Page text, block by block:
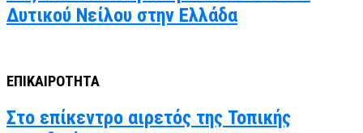
Δυτικού Νείλου στην Ελλάδα
ΕΠΙΚΑΙΡΟΤΗΤΑ
Στο επίκεντρο αιρετός της Τοπικής